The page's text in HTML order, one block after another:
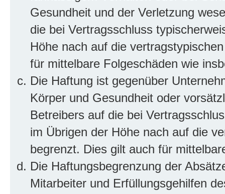
Gesundheit und der Verletzung
die bei Vertragsschluss
Höhe nach auf die
für mittelbare Folgeschäden wie
Die Haftung ist gegenüber
Körper und Gesundheit oder
Betreibers auf die bei
im Übrigen der Höhe nach auf die
begrenzt. Dies gilt auch für
Die Haftungsbegrenzung der
Mitarbeiter und Erfüllungsgehilfen